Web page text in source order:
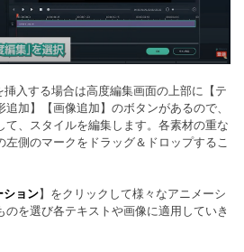
挿入する場合は高度編集画面の上部に【テ
加】【画像追加】のボタンがあるので、
て、スタイルを編集します。各素材の重な
左側のマークをドラッグ＆ドロップするこ
ション】をクリックして様々なアニメーシ
のを選び各テキストや画像に適用していき